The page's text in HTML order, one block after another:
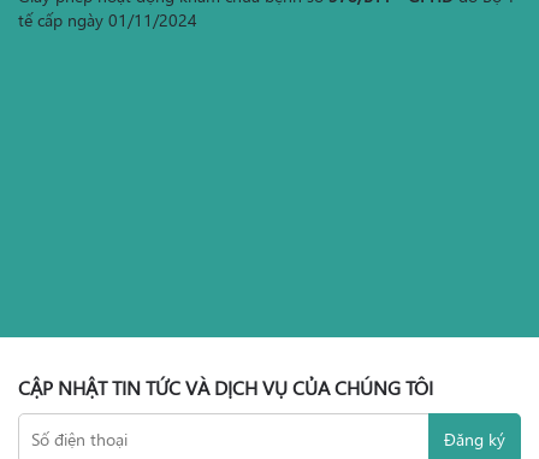
tế cấp ngày 01/11/2024
CẬP NHẬT TIN TỨC VÀ DỊCH VỤ CỦA CHÚNG TÔI